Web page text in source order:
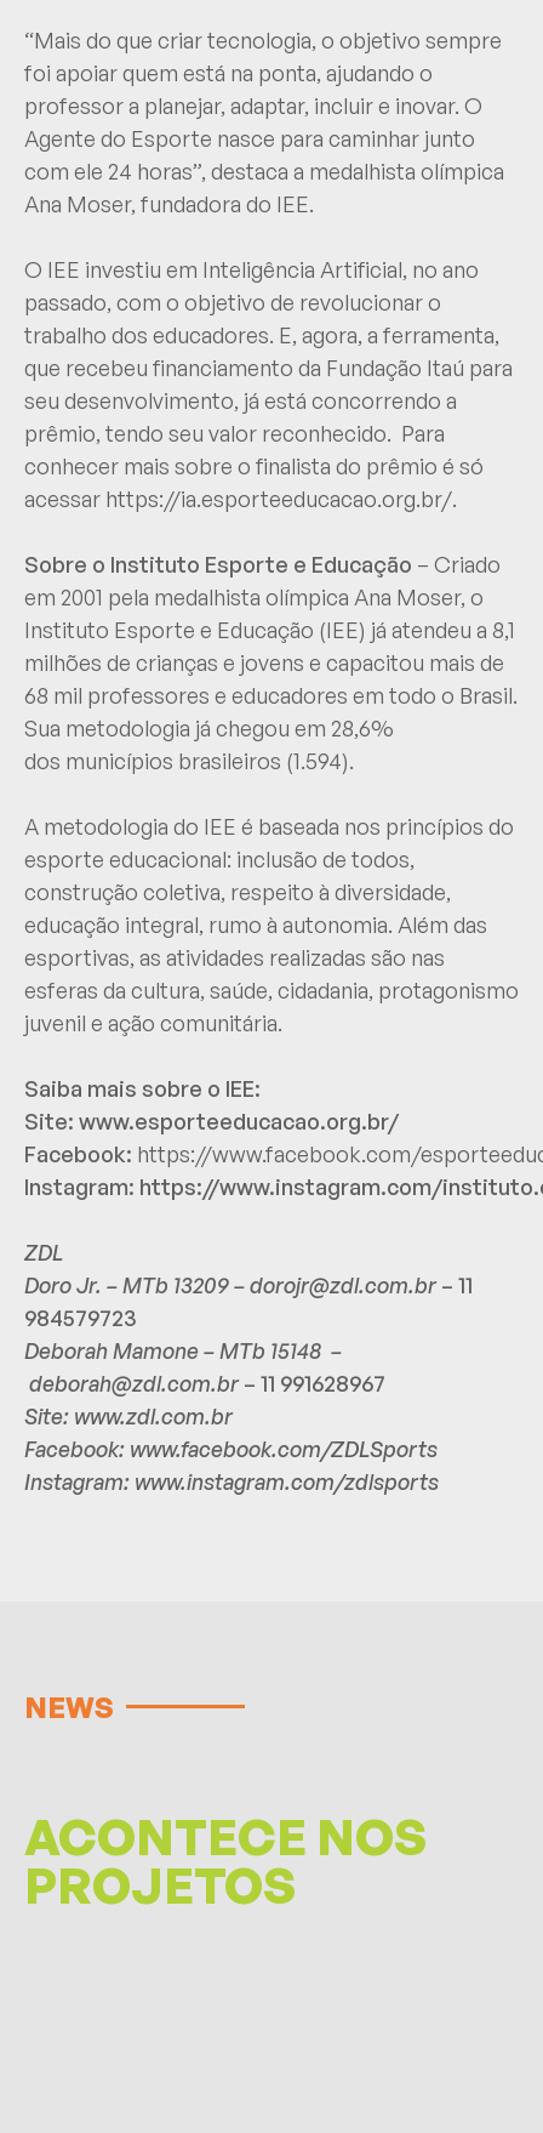
“Mais do que criar tecnologia, o objetivo sempre
foi apoiar quem está na ponta, ajudando o
professor a planejar, adaptar, incluir e inovar. O
Agente do Esporte nasce para caminhar junto
com ele 24 horas”, destaca a medalhista olímpica
Ana Moser, fundadora do IEE.
O IEE investiu em Inteligência Artificial, no ano
passado, com o objetivo de revolucionar o
trabalho dos educadores. E, agora, a ferramenta,
que recebeu financiamento da Fundação Itaú para
seu desenvolvimento, já está concorrendo a
prêmio, tendo seu valor reconhecido. Para
conhecer mais sobre o finalista do prêmio é só
acessar https://ia.esporteeducacao.org.br/.
Sobre o Instituto Esporte e Educação – Criado
em 2001 pela medalhista olímpica Ana Moser, o
Instituto Esporte e Educação (IEE) já atendeu a 8,1
milhões de crianças e jovens e capacitou mais de
68 mil professores e educadores em todo o Brasil.
Sua metodologia já chegou em 28,6%
dos municípios brasileiros (1.594).
A metodologia do IEE é baseada nos princípios do
esporte educacional: inclusão de todos,
construção coletiva, respeito à diversidade,
educação integral, rumo à autonomia. Além das
esportivas, as atividades realizadas são nas
esferas da cultura, saúde, cidadania, protagonismo
juvenil e ação comunitária.
Saiba mais sobre o IEE:
Site: www.esporteeducacao.org.br/
Facebook: https://www.facebook.com/
Instagram: https://www.instagram.com/
ZDL
Doro Jr. – MTb 13209 –dorojr@zdl.com.br– 11
984579723
Deborah Mamone – MTb 15148 –
deborah@zdl.com.br– 11 991628967
Site: www.zdl.com.br
Facebook: www.facebook.com/ZDLSports
Instagram: www.instagram.com/zdlsports
NEWS
ACONTECE NOS
PROJETOS